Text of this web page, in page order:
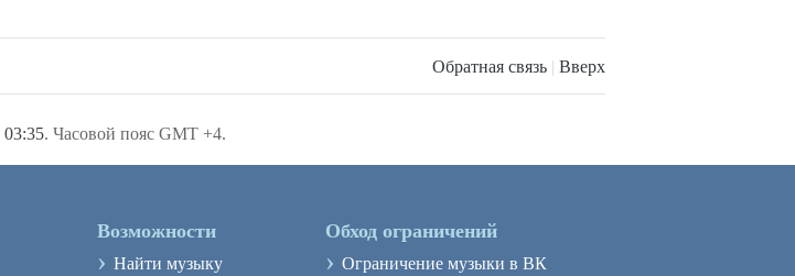
Обратная связь | Вверх
03:35. Часовой пояс GMT +4.
Возможности
› Найти музыку
Обход ограничений
› Ограничение музыки в ВК